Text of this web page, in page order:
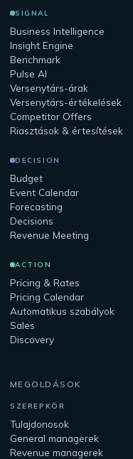
SIGNAL
Business Intelligence
Insight Engine
Benchmark
Pulse AI
Versenytárs-árak
Versenytárs-értékelések
Competitor Offers
Riasztások & értesítések
DECISION
Budget
Event Calendar
Forecasting
Decisions
Revenue Meeting
ACTION
Pricing & Rates
Pricing Calendar
Automatikus szabályok
Sales
Discovery
MEGOLDÁSOK
SZEREPKÖR
Tulajdonosok
General managerek
Revenue managerek